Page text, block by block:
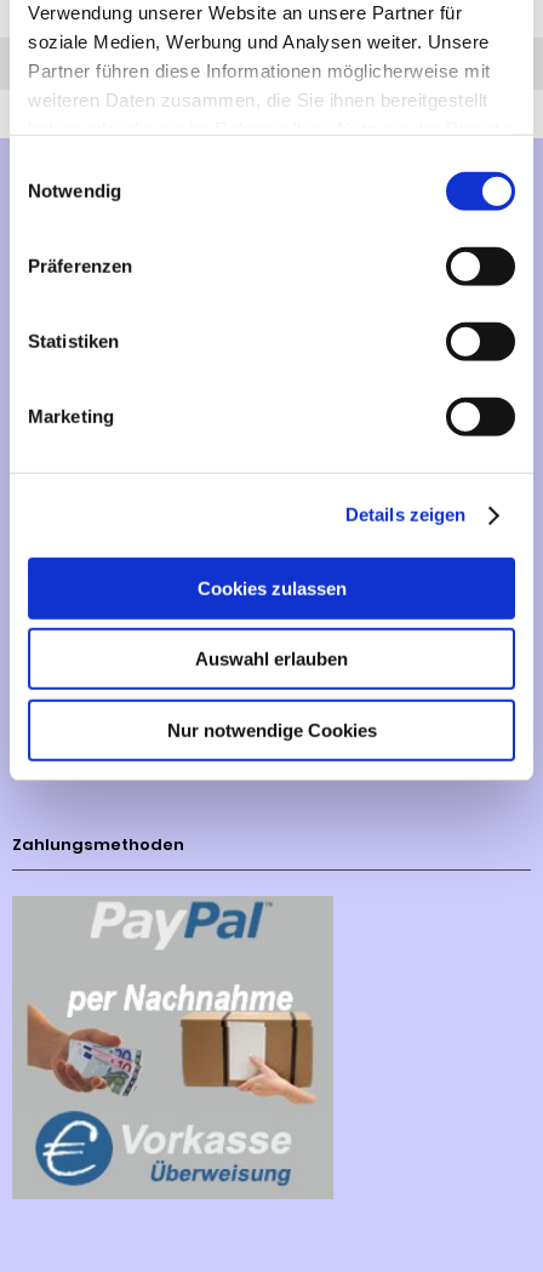
Verwendung unserer Website an unsere Partner für
soziale Medien, Werbung und Analysen weiter. Unsere
Partner führen diese Informationen möglicherweise mit
weiteren Daten zusammen, die Sie ihnen bereitgestellt
Notwendig
Präferenzen
Statistiken
Marketing
Details zeigen
Cookies zulassen
Auswahl erlauben
Nur notwendige Cookies
Anfrage Anrufen AHK-Finder
Mehr über...
Vertrag widerrufen
Informationen
Liefer- und Versandkosten
Impressum
Sitemap
Zahlungsmethoden